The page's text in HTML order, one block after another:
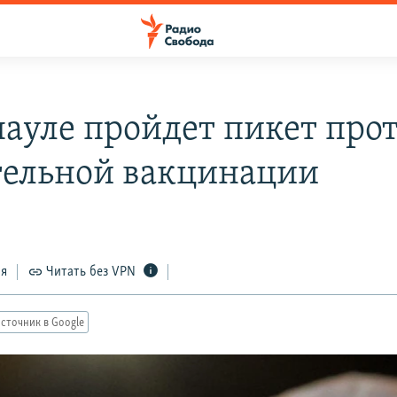
пройдет пикет
вакцинации
Читать без VPN
в Google